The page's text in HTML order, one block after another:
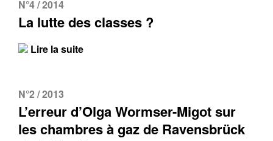
N°4 / 2014
La lutte des classes ?
Lire la suite
N°2 / 2013
L’erreur d’Olga Wormser-Migot sur
les chambres à gaz de Ravensbrück